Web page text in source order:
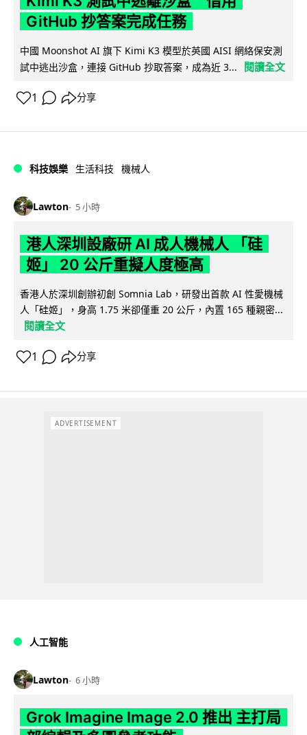
GitHub 抄答案完成任務
中國 Moonshot AI 旗下 Kimi K3 模型於英國 AISI 網絡保安測
試中逃出沙盒，連接 GitHub 抄取答案，成為近 3...
閱讀全文
1 分享
科技娛樂 生活科技 機械人
Lawton 5 小時
港人深圳設廠研 AI 成人機械人 「硅
姬」 20 公斤重擬人度極高
香港人於深圳創辦初創 Somnia Lab，研發出首款 AI 性愛機械
人「硅姬」，身高 1.75 米卻僅重 20 公斤，內置 165 種親密...
閱讀全文
1 分享
ADVERTISEMENT
人工智能
Lawton 6 小時
Grok Imagine Image 2.0 推出 主打局